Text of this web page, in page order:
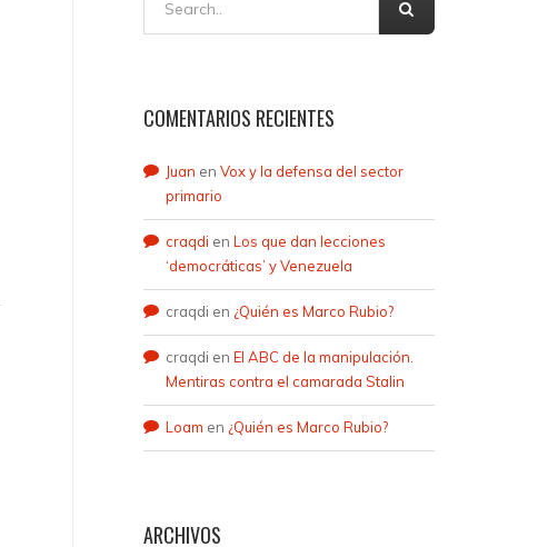
COMENTARIOS RECIENTES
Juan en Vox y la defensa del sector
primario
craqdi en Los que dan lecciones
‘democráticas’ y Venezuela
craqdi en ¿Quién es Marco Rubio?
craqdi en El ABC de la manipulación.
Mentiras contra el camarada Stalin
Loam en ¿Quién es Marco Rubio?
ARCHIVOS